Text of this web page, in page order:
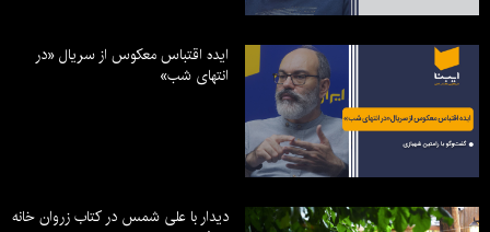
ایده اقتباس معکوس از سریال «در
انتهای شب»
دیدار با علی شمس در کتاب زروان خانه